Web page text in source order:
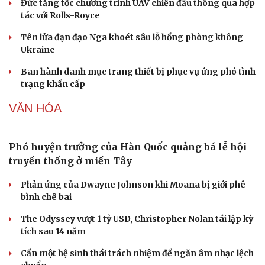
hiệu mở lại eo biển Hormuz
Tỷ giá USD hôm nay 8/8: Giá bán USD hạ xuống còn
26.468 đồng/USD
Giá vàng hôm nay 8/8: Giá vàng trong nước và thế giới
lại tăng
Giá cà phê hôm nay 8/8: Giá cà phê trong nước ổn định
QUÂN SỰ - QUỐC PHÒNG